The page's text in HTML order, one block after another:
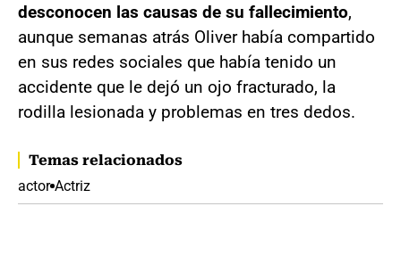
desconocen las causas de su fallecimiento,
aunque semanas atrás Oliver había compartido
en sus redes sociales que había tenido un
accidente que le dejó un ojo fracturado, la
rodilla lesionada y problemas en tres dedos.
Temas relacionados
actor Actriz